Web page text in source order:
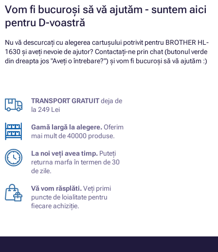
Vom fi bucuroși să vă ajutăm - suntem aici
pentru D-voastră
Nu vă descurcați cu alegerea cartușului potrivit pentru BROTHER HL-
1630 și aveți nevoie de ajutor? Contactați-ne prin chat (butonul verde
din dreapta jos "Aveți o întrebare?") și vom fi bucuroși să vă ajutăm :)
TRANSPORT GRATUITdeja de
la 249 Lei
Gamă largă la alegere.Oferim
mai mult de 40000 produse.
La noi veți avea timp. Puteți
returna marfa în termen de 30
de zile.
Vă vom răsplăti.Veți primi
puncte de loialitate pentru
fiecare achiziție.